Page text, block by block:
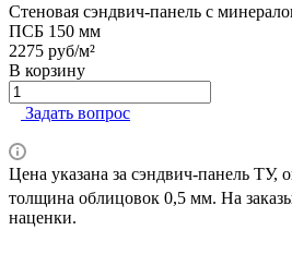
Стеновая сэндвич-панель с
ПСБ 150 мм
2275 руб/м²
В корзину
Задать вопрос
Цена указана за сэндвич-панель ТУ,
толщина облицовок 0,5 мм. На
наценки.